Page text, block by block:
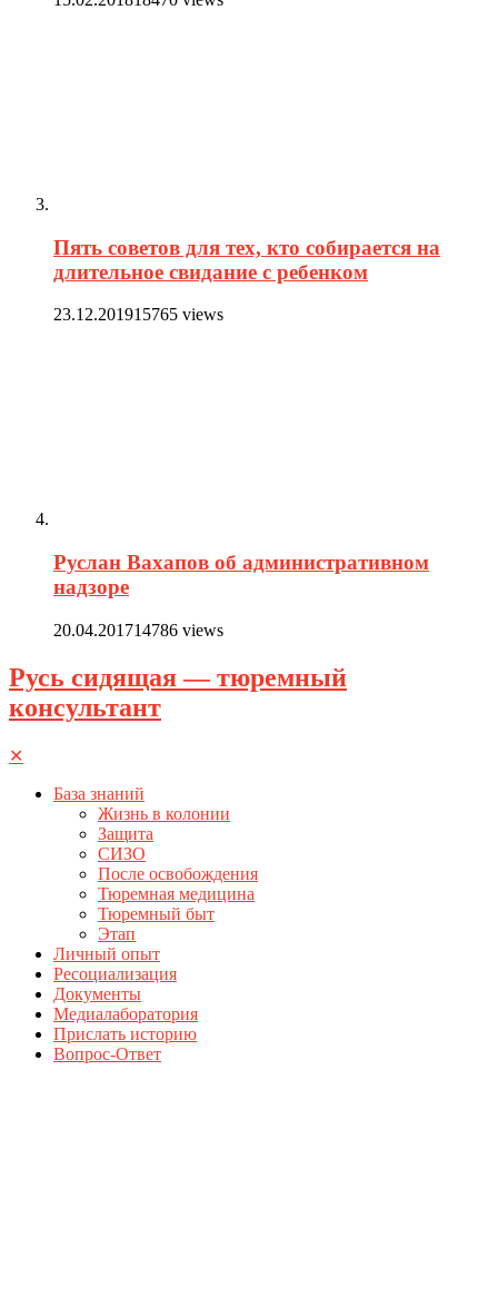
Пять советов для тех, кто собирается на
длительное свидание с ребенком
23.12.201915765 views
Руслан Вахапов об административном
надзоре
20.04.201714786 views
Русь сидящая — тюремный
консультант
✕
База знаний
Жизнь в колонии
Защита
СИЗО
После освобождения
Тюремная медицина
Тюремный быт
Этап
Личный опыт
Ресоциализация
Документы
Медиалаборатория
Прислать историю
Вопрос-Ответ